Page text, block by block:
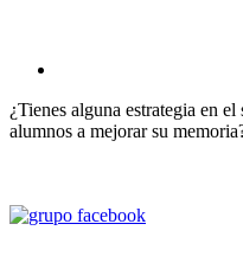
¿Tienes alguna estrategia en
alumnos a mejorar su